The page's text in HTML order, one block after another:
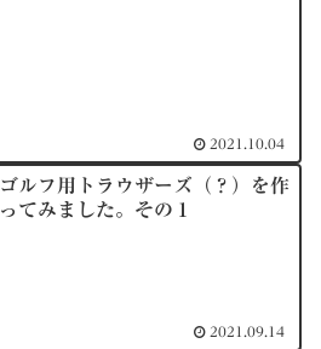
2021.10.04
ゴルフ用トラウザーズ（？）を作
ってみました。その１
2021.09.14